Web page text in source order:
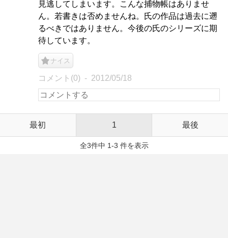
見逃してしまいます。こんな捕物帳はありませ
ん。若書きは否めませんね。氏の作品は過去に遡
るべきではありません。今後の氏のシリーズに期
待しています。
ナイス
コメント(0) 2012/05/18
最初 1 最後
全3件中 1-3 件を表示